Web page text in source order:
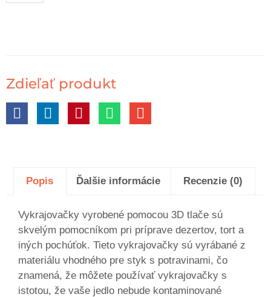
Zdieľať produkt
Popis Ďalšie informácie Recenzie (0)
Vykrajovačky vyrobené pomocou 3D tlače sú
skvelým pomocníkom pri príprave dezertov, tort a
iných pochúťok. Tieto vykrajovačky sú vyrábané z
materiálu vhodného pre styk s potravinami, čo
znamená, že môžete používať vykrajovačky s
istotou, že vaše jedlo nebude kontaminované